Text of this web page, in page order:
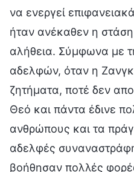
να ενεργεί
ήταν ανέκαθεν η
αλήθεια. Σύμφωνα με
αδελφών, όταν η
ζητήματα, ποτέ δεν
Θεό και πάντα έδινε
ανθρώπους και τα
αδελφές
βοήθησαν πολλές